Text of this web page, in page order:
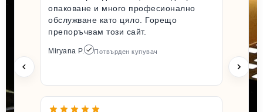
опаковане и много професионално
обслужване като цяло. Горещо
препоръчвам този сайт.
Miryana P. Потвърден купувач